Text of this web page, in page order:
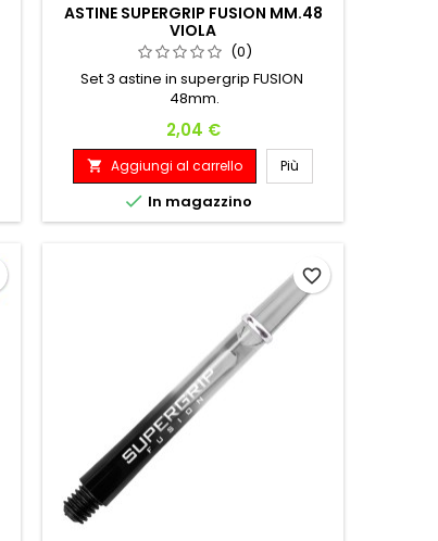
ASTINE SUPERGRIP FUSION MM.48
VIOLA
(0)
Set 3 astine in supergrip FUSION
48mm.
Prezzo
2,04 €
 Aggiungi al carrello Più
 In magazzino
favorite_border